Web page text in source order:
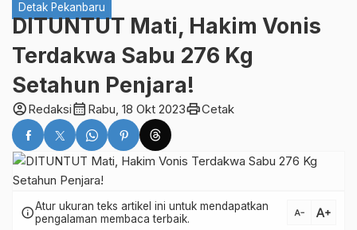
Detak Pekanbaru
DITUNTUT Mati, Hakim Vonis
Terdakwa Sabu 276 Kg
Setahun Penjara!
account_circleRedaksicalendar_month Rabu, 18 Okt 2023printCetak
infoAtur ukuran teks artikel ini untuk mendapatkan
pengalaman membaca terbaik.
text_decrease text_increase